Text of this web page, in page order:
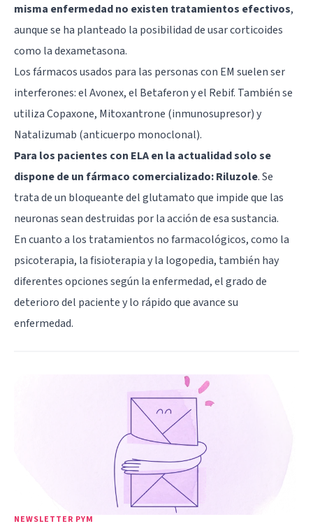
misma enfermedad no existen tratamientos efectivos,
aunque se ha planteado la posibilidad de usar corticoides
como la dexametasona.
Los fármacos usados para las personas con EM suelen ser
interferones: el Avonex, el Betaferon y el Rebif. También se
utiliza Copaxone, Mitoxantrone (inmunosupresor) y
Natalizumab (anticuerpo monoclonal).
Para los pacientes con ELA en la actualidad solo se
dispone de un fármaco comercializado: Riluzole. Se
trata de un bloqueante del glutamato que impide que las
neuronas sean destruidas por la acción de esa sustancia.
En cuanto a los tratamientos no farmacológicos, como la
psicoterapia, la fisioterapia y la logopedia, también hay
diferentes opciones según la enfermedad, el grado de
deterioro del paciente y lo rápido que avance su
enfermedad.
NEWSLETTER PYM